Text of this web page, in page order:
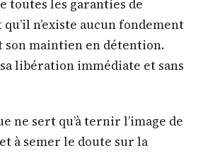
toutes les garanties de
n’existe aucun fondement
maintien en détention.
libération immédiate et sans
ne sert qu’à ternir l’image de
à semer le doute sur la